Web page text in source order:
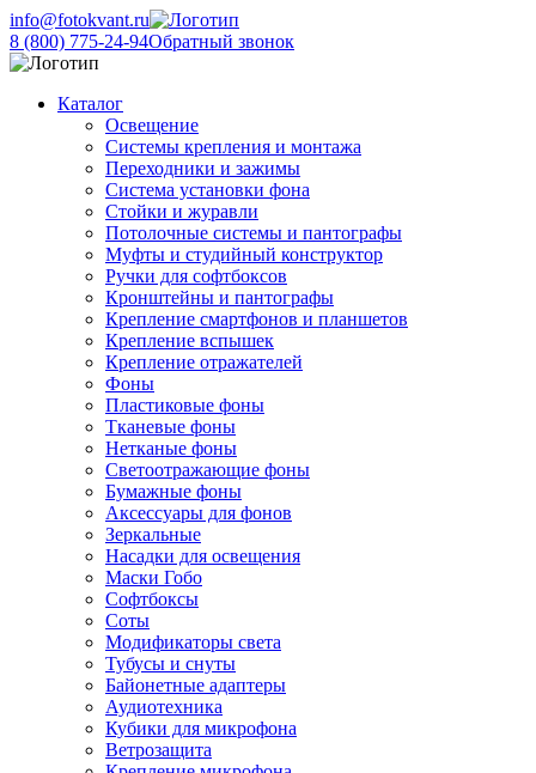
info@fotokvant.ru
8 (800) 775-24-94Обратный звонок
Каталог
Освещение
Системы крепления и монтажа
Переходники и зажимы
Система установки фона
Стойки и журавли
Потолочные системы и пантографы
Муфты и студийный конструктор
Ручки для софтбоксов
Кронштейны и пантографы
Крепление смартфонов и планшетов
Крепление вспышек
Крепление отражателей
Фоны
Пластиковые фоны
Тканевые фоны
Нетканые фоны
Светоотражающие фоны
Бумажные фоны
Аксессуары для фонов
Зеркальные
Насадки для освещения
Маски Гобо
Софтбоксы
Соты
Модификаторы света
Тубусы и снуты
Байонетные адаптеры
Аудиотехника
Кубики для микрофона
Ветрозащита